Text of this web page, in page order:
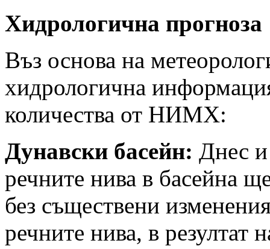
Хидрологична прогноза
Въз основа на
хидрологична
количества от НИМХ:
Дунавски басейн: Днес и
речните нива в басейна
без съществени
речните нива, в